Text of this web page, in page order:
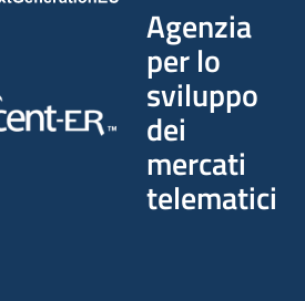
Agenzia
per lo
sviluppo
dei
mercati
telematici